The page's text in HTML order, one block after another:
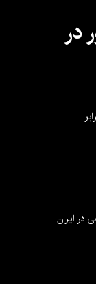
در
در ایران